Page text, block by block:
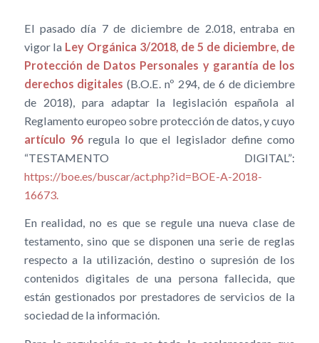
El pasado día 7 de diciembre de 2.018, entraba en
vigor la Ley Orgánica 3/2018, de 5 de diciembre, de
Protección de Datos Personales y garantía de los
derechos digitales (B.O.E. nº 294, de 6 de diciembre
de 2018), para adaptar la legislación española al
Reglamento europeo sobre protección de datos, y cuyo
artículo 96regula lo que el legislador define como
“TESTAMENTO DIGITAL”:
https://boe.es/buscar/act.php?id=BOE-A-2018-
16673.
En realidad, no es que se regule una nueva clase de
testamento, sino que se disponen una serie de reglas
respecto a la utilización, destino o supresión de los
contenidos digitales de una persona fallecida, que
están gestionados por prestadores de servicios de la
sociedad de la información.